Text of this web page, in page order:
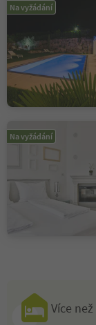
Na vyžádání
Na vyžádání
Více než